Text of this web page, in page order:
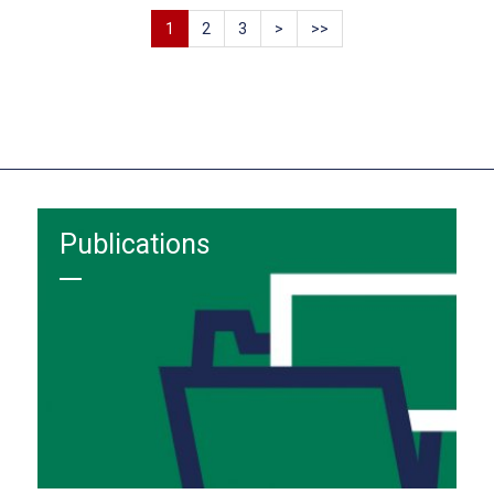
1 2 3 > >>
Publications